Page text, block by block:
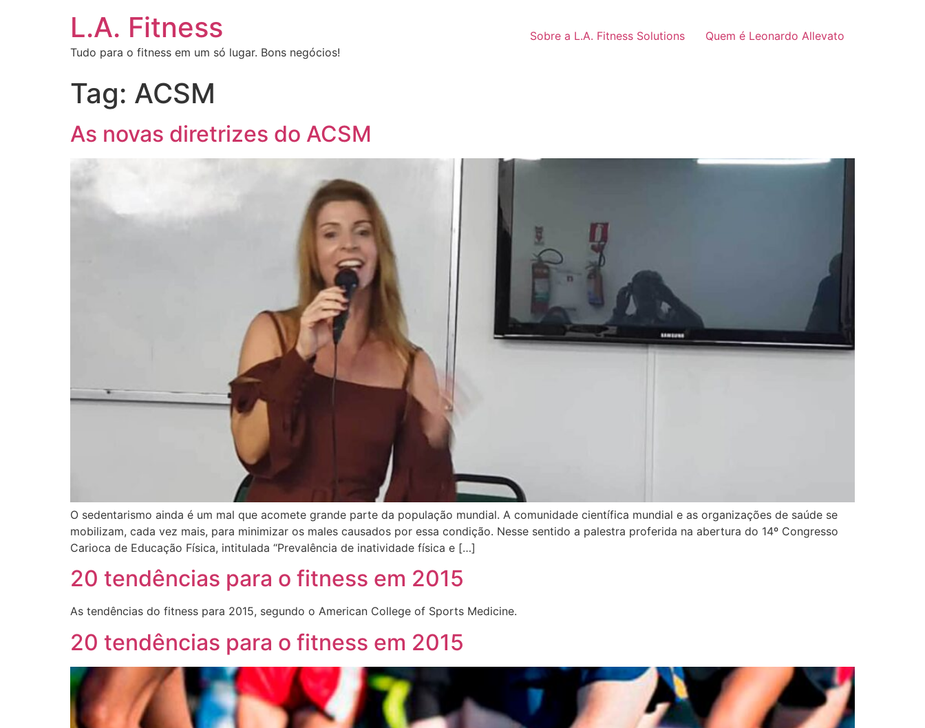
L.A. Fitness
Tudo para o fitness em um só lugar. Bons negócios!
Sobre a L.A. Fitness Solutions Quem é Leonardo Allevato
Tag: ACSM
As novas diretrizes do ACSM
O sedentarismo ainda é um mal que acomete grande parte da população mundial. A comunidade científica mundial e as organizações de saúde se
mobilizam, cada vez mais, para minimizar os males causados por essa condição. Nesse sentido a palestra proferida na abertura do 14º Congresso
Carioca de Educação Física, intitulada “Prevalência de inatividade física e […]
20 tendências para o fitness em 2015
As tendências do fitness para 2015, segundo o American College of Sports Medicine.
20 tendências para o fitness em 2015